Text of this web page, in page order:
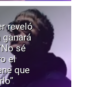
reveló
sé
el
que